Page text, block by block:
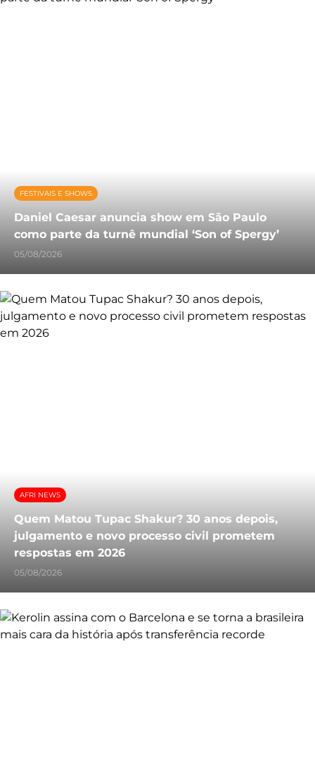
FESTIVAIS E SHOWS
Daniel Caesar anuncia show em São Paulo
como parte da turnê mundial ‘Son of Spergy’
05/08/2026
AFRI NEWS
Quem Matou Tupac Shakur? 30 anos depois,
julgamento e novo processo civil prometem
respostas em 2026
05/08/2026